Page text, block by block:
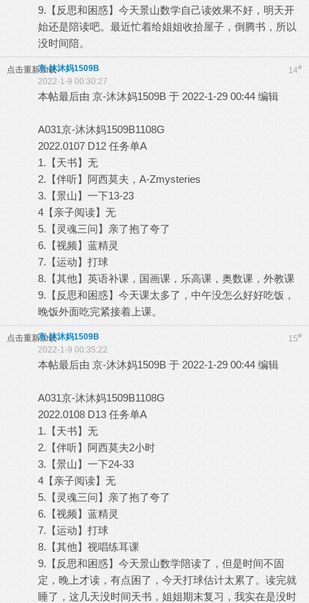
9.【反思和困惑】今天景山数学自己读效果不好，明天开
始还是陪读吧。最近忙着给姐姐收拾屋子，倒腾书，所以
没时间陪。
点击重新加载 14#
京-沐沐妈1509B
2022-1-9 00:30:27
本帖最后由 京-沐沐妈1509B 于 2022-1-29 00:44 编辑
A031京-沐沐妈1509B1108G
2022.0107 D12 任务单A
1.【天书】无
2.【伴听】阿西莫夫，A-Zmysteries
3.【景山】一下13-23
4【亲子阅读】无
5.【灵魂三问】亲了抱了夸了
6.【视频】蓝精灵
7.【运动】打球
8.【其他】英语补课，国画课，乐高课，奥数课，外教课
9.【反思和困惑】今天课太多了，中午没怎么好好吃饭，
晚饭外面吃完紧接着上课。
点击重新加载 15#
京-沐沐妈1509B
2022-1-9 00:35:22
本帖最后由 京-沐沐妈1509B 于 2022-1-29 00:44 编辑
A031京-沐沐妈1509B1108G
2022.0108 D13 任务单A
1.【天书】无
2.【伴听】阿西莫夫2小时
3.【景山】一下24-33
4【亲子阅读】无
5.【灵魂三问】亲了抱了夸了
6.【视频】蓝精灵
7.【运动】打球
8.【其他】视唱练耳课
9.【反思和困惑】今天景山数学陪读了，但是时间不固
定，晚上才读，有点困了，今天打球估计太累了。读完就
睡了，这几天没时间天书，姐姐期末复习，我实在是没时